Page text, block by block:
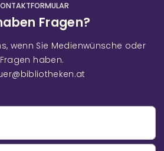
Fragen?
wenn Sie Medienwünsche oder
Fragen haben.